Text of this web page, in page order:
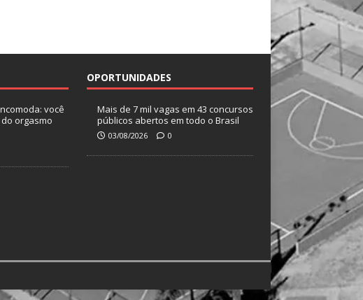
você
orgasmo
OPORTUNIDADES
Mais de 7 mil vagas em 43 concursos
públicos abertos em todo o Brasil
03/08/2026 0